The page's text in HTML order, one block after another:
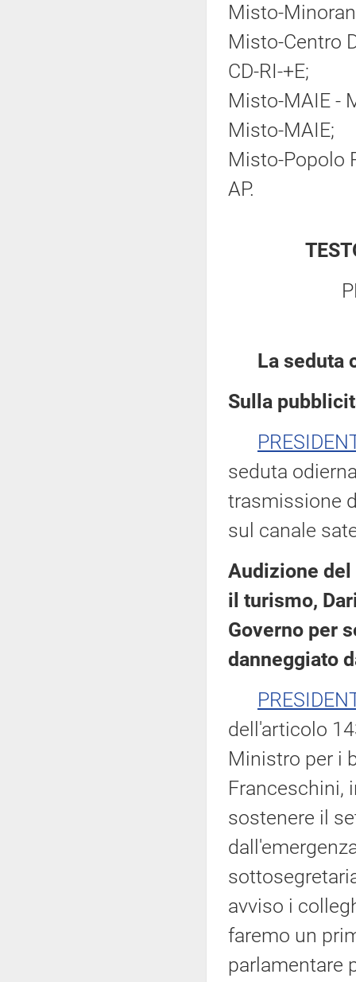
Misto-
Misto-Centro
CD-RI-+E;
Misto-MAIE -
Misto-MAIE;
Misto-Popolo
AP.
La seduta
Sulla
seduta
trasmissione
sul canale
Audizione
il turismo,
Governo per
danneggiato
dell'articolo
Ministro per i
Franceschini,
sostenere il
avviso i
faremo un
parlamentare